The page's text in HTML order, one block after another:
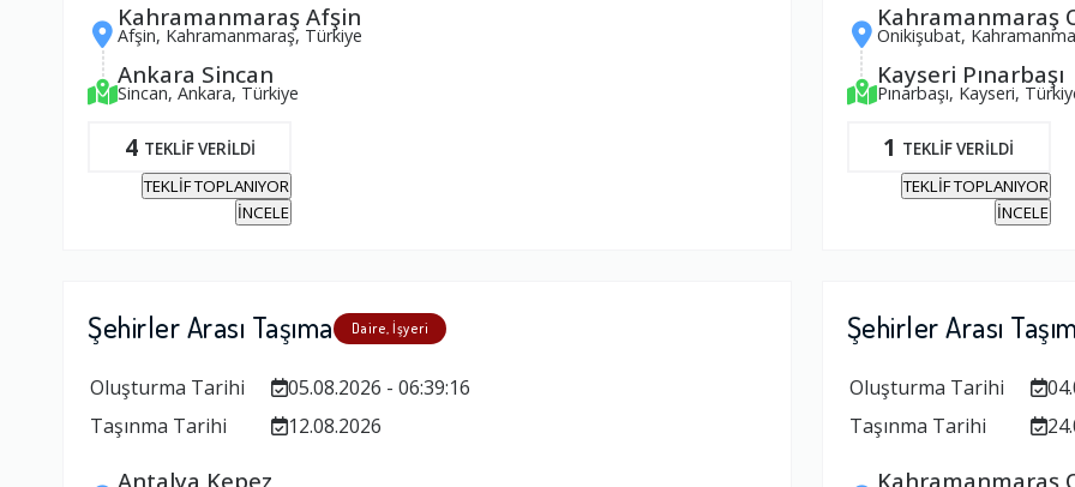
Kahramanmaraş Afşin
Afşin, Kahramanmaraş, Türkiye
Ankara Sincan
Sincan, Ankara, Türkiye
4 TEKLİF VERİLDİ
TEKLİF TOPLANIYOR
İNCELE
Kahramanmaraş
Onikişubat,
Kayseri Pınarbaşı
Pınarbaşı, Kayseri,
1 TEKLİF VERİLDİ
TEKLİF TOPLANIYOR
İNCELE
Şehirler Arası Taşıma Daire, İşyeri
Oluşturma Tarihi
05.08.2026 - 06:39:16
Taşınma Tarihi
12.08.2026
Antalya Kepez
Şehirler Arası
Oluşturma Tarihi
Taşınma Tarihi
Kahramanmaraş